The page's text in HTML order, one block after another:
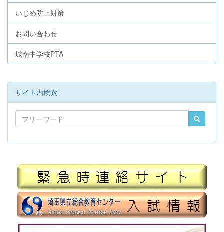
いじめ防止対策
お問い合わせ
城南中学校PTA
サイト内検索